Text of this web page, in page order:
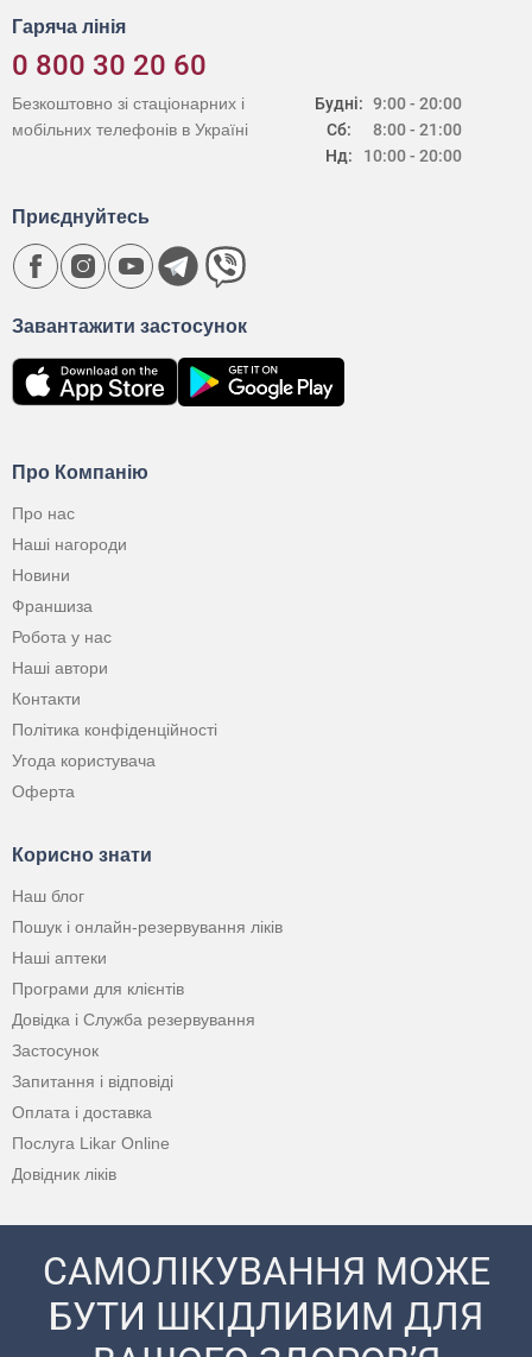
Гаряча лінія
0 800 30 20 60
Будні:
Сб:
Нд:
9:00 - 20:00
8:00 - 21:00
10:00 - 20:00
Безкоштовно зі стаціонарних і
мобільних телефонів в Україні
Про Компанію
Про нас
Наші нагороди
Новини
Франшиза
Робота у нас
Наші автори
Контакти
Політика конфіденційності
Угода користувача
Оферта
Корисно знати
Наш блог
Пошук і онлайн-резервування ліків
Наші аптеки
Програми для клієнтів
Довідка і Служба резервування
Застосунок
Запитання і відповіді
Оплата і доставка
Послуга Likar Online
Довідник ліків
Завантажити застосунок
Приєднуйтесь
САМОЛІКУВАННЯ МОЖЕ
БУТИ ШКІДЛИВИМ ДЛЯ